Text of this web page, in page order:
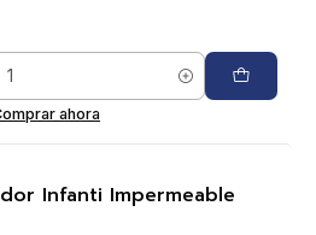
ahora
Infanti Impermeable